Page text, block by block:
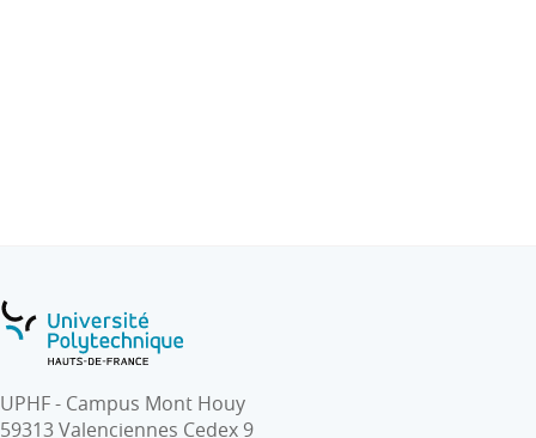
UPHF - Campus Mont Houy
59313 Valenciennes Cedex 9